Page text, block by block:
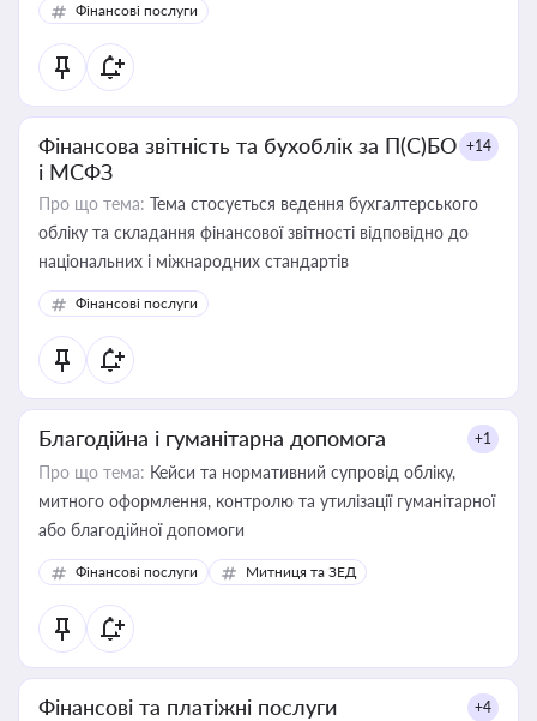
Фінансові послуги
Фінансова звітність та бухоблік за П(С)БО
і МСФЗ
+14
Про що тема: Тема стосується ведення бухгалтерського
обліку та складання фінансової звітності відповідно до
національних і міжнародних стандартів
Фінансові послуги
Благодійна і гуманітарна допомога +1
Про що тема: Кейси та нормативний супровід обліку,
митного оформлення, контролю та утилізації гуманітарної
або благодійної допомоги
Фінансові послуги Митниця та ЗЕД
Фінансові та платіжні послуги +4